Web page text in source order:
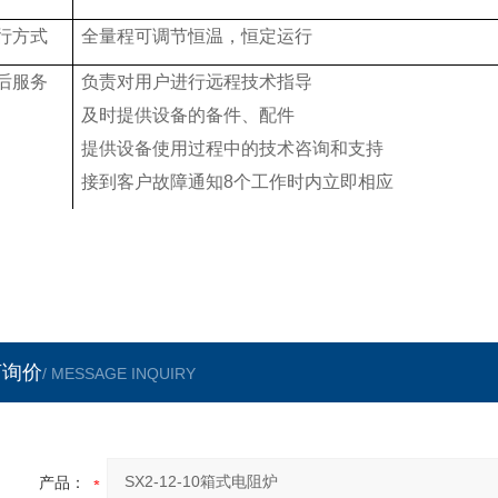
方式 全量程可调节恒温，恒定运行
服务
负责对用户进行远程技术指导
及时提供设备的备件、配件
提供设备使用过程中的技术咨询和支持
接到客户故障通知8个工作时内立即相应
价/ MESSAGE INQUIRY
产品：